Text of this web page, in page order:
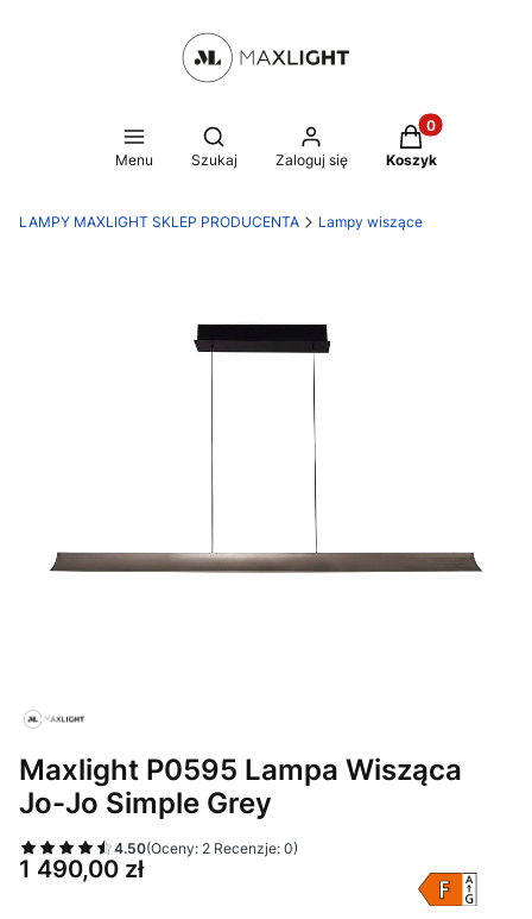
Menu
Otwórz wyszukiwarkę
Szukaj Zaloguj się
Produkty w
Koszyk
LAMPY MAXLIGHT SKLEP PRODUCENTA Lampy wiszące
Maxlight P0595 Lampa Wisząca
Jo-Jo Simple Grey
4.50(Oceny: 2 Recenzje: 0)
Cena
1 490,00 zł